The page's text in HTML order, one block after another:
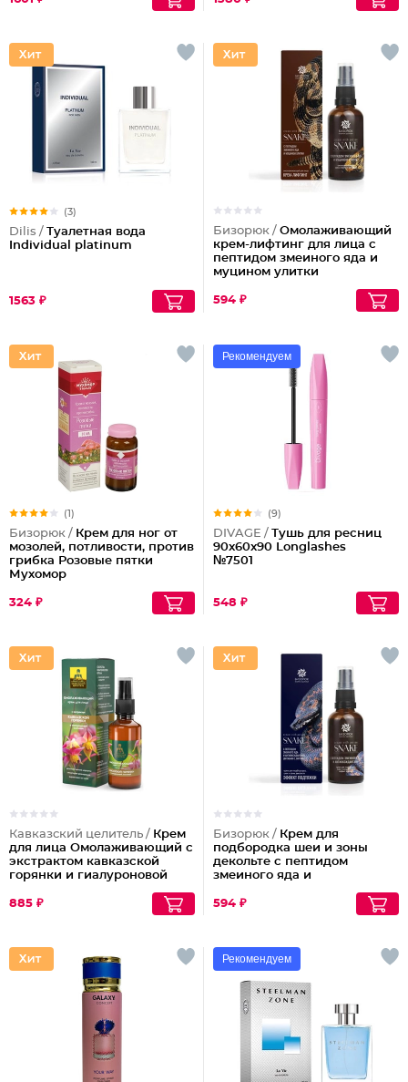
(3)
Dilis / Туалетная вода
Individual platinum
1563 ₽
Бизорюк / Омолаживающий
крем-лифтинг для лица с
пептидом змеиного яда и
муцином улитки
594 ₽
(1)
Бизорюк / Крем для ног от
мозолей, потливости, против
грибка Розовые пятки
Мухомор
324 ₽
Рекомендуем
(9)
DIVAGE / Тушь для ресниц
90x60x90 Longlashes
№7501
548 ₽
Кавказский целитель / Крем
для лица Омолаживающий с
экстрактом кавказской
горянки и гиалуроновой
885 ₽
Бизорюк / Крем для
подбородка шеи и зоны
декольте с пептидом
змеиного яда и
594 ₽
Рекомендуем